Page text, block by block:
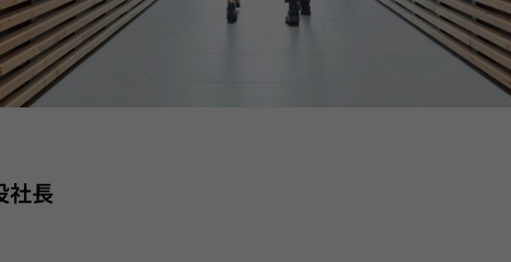
社長